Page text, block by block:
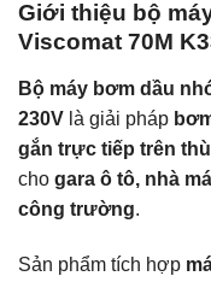
Giới thiệu bộ
Viscomat 70M
Bộ máy bơm dầu
230V là giải pháp
gắn trực tiếp trên
cho gara ô tô, nhà
công trường.
Sản phẩm tích hợp